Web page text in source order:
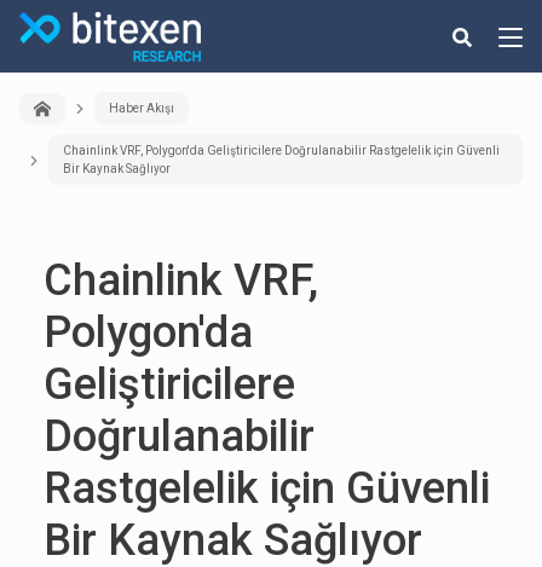
Haber Akışı
Chainlink VRF, Polygon'da Geliştiricilere Doğrulanabilir Rastgelelik için Güvenli
Bir Kaynak Sağlıyor
Chainlink VRF,
Polygon'da
Geliştiricilere
Doğrulanabilir
Rastgelelik için Güvenli
Bir Kaynak Sağlıyor